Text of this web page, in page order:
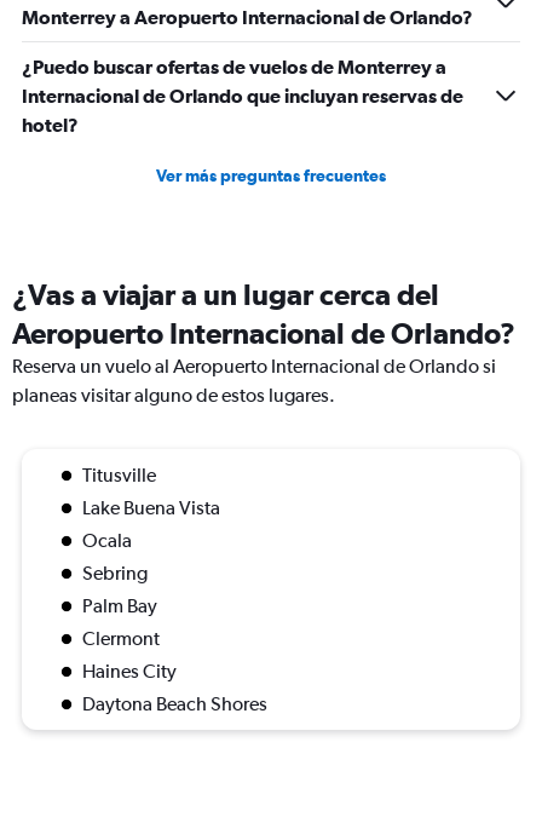
Monterrey a Aeropuerto Internacional de Orlando?
¿Puedo buscar ofertas de vuelos de Monterrey a
Internacional de Orlando que incluyan reservas de
hotel?
Ver más preguntas frecuentes
¿Vas a viajar a un lugar cerca del
Aeropuerto Internacional de Orlando?
Reserva un vuelo al Aeropuerto Internacional de Orlando si
planeas visitar alguno de estos lugares.
Titusville
Lake Buena Vista
Ocala
Sebring
Palm Bay
Clermont
Haines City
Daytona Beach Shores